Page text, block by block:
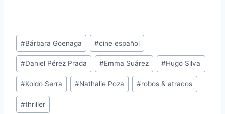
Etiquetas
de
la
entrada:
#Bárbara Goenaga #cine español
#Daniel Pérez Prada #Emma Suárez #Hugo Silva
#Koldo Serra #Nathalie Poza #robos & atracos
#thriller